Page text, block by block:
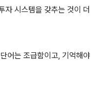
자 시스템을 갖추는 것이 더
어는 조급함이고, 기억해야